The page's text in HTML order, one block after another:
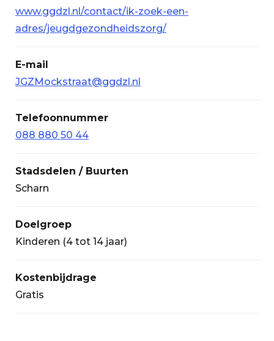
www.ggdzl.nl/contact/ik-zoek-een-
adres/jeugdgezondheidszorg/
E-mail
JGZMockstraat@ggdzl.nl
Telefoonnummer
088 880 50 44
Stadsdelen / Buurten
Scharn
Doelgroep
Kinderen (4 tot 14 jaar)
Kostenbijdrage
Gratis